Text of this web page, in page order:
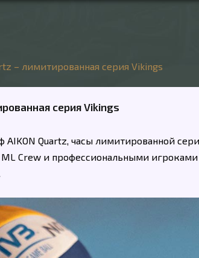
– лимитированная серия Vikings
серия Vikings
AIKON Quartz, часы лимитированной
Crew и профессиональными